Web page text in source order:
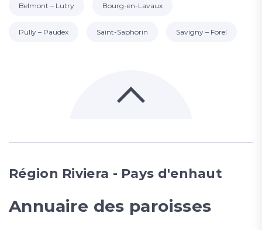
Belmont – Lutry Bourg-en-Lavaux
Pully – Paudex Saint-Saphorin Savigny – Forel
Région Riviera - Pays d'enhaut
Annuaire des paroisses